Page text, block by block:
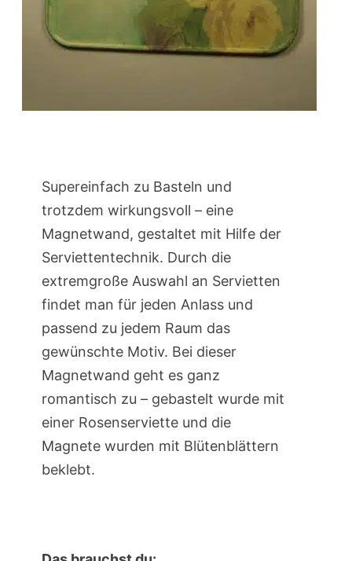
Supereinfach zu Basteln und
trotzdem wirkungsvoll – eine
Magnetwand, gestaltet mit Hilfe der
Serviettentechnik. Durch die
extremgroße Auswahl an Servietten
findet man für jeden Anlass und
passend zu jedem Raum das
gewünschte Motiv. Bei dieser
Magnetwand geht es ganz
romantisch zu – gebastelt wurde mit
einer Rosenserviette und die
Magnete wurden mit Blütenblättern
beklebt.